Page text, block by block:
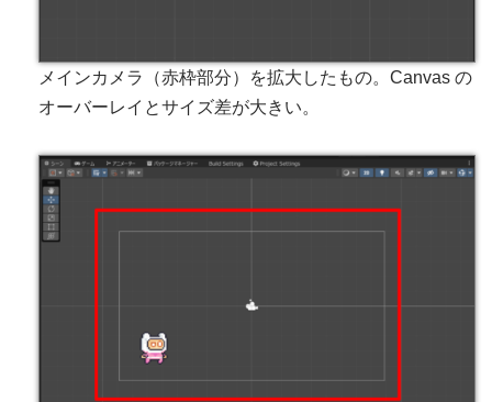
メインカメラ（赤枠部分）を拡大したもの。Canvas の
オーバーレイとサイズ差が大きい。